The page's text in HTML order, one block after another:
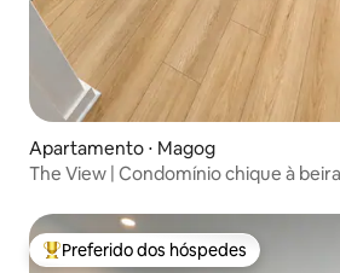
Apartamento ⋅ Magog
The View | Condomínio chique à
Entre os melhores preferidos dos
Preferido dos hóspedes